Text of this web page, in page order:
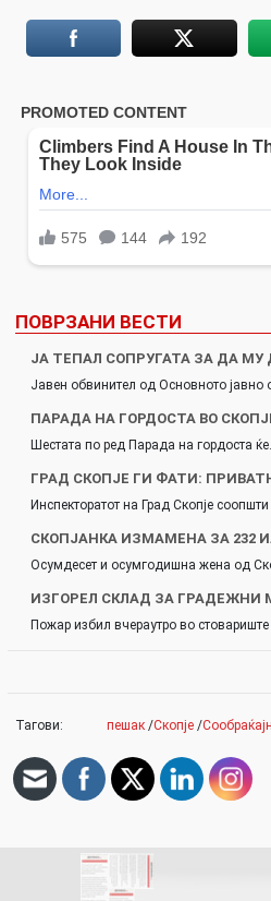
ПОВРЗАНИ ВЕСТИ
ЈА ТЕПАЛ СОПРУГАТА ЗА ДА МУ
Јавен обвинител од Основното јавно
ПАРАДА НА ГОРДОСТА ВО
Шестата по ред Парада на гордоста
ГРАД СКОПЈЕ ГИ ФАТИ:
Инспекторатот на Град Скопје
СКОПЈАНКА ИЗМАМЕНА ЗА 232
Осумдесет и осумгодишна жена од
ИЗГОРЕЛ СКЛАД ЗА ГРАДЕЖНИ
Пожар избил вчераутро во
Тагови: пешак /Скопје /